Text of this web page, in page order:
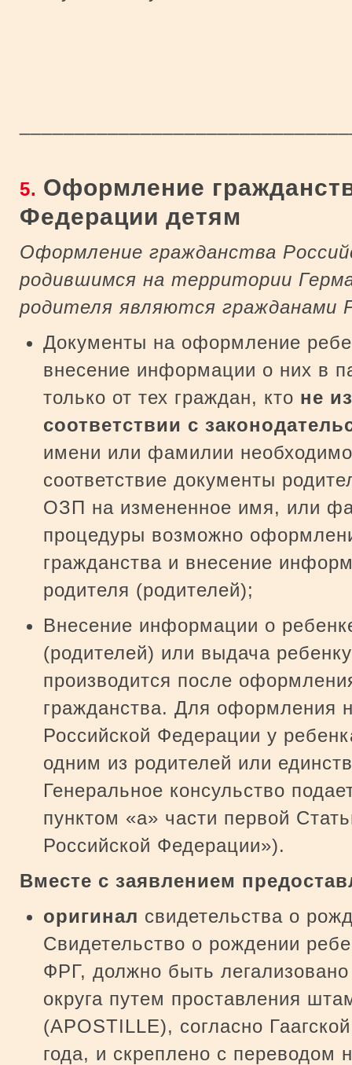
5. Оформление
Федерации детям
Оформление гражданства
родившимся на территории
родителя являются гражданами
Документы на оформление
внесение информации о них в
только от тех граждан, кто не
соответствии с
имени или фамилии
соответствие документы
ОЗП на измененное имя, или
процедуры возможно
гражданства и внесение
родителя (родителей);
Внесение информации о
(родителей) или выдача
производится после
гражданства. Для оформления
Российской Федерации у
одним из родителей или
Генеральное консульство
пунктом «а» части первой
Российской Федерации»).
Вместе с заявлением
оригинал свидетельства о
Свидетельство о рождении
ФРГ, должно быть
округа путем проставления
(APOSTILLE), согласно
года, и скреплено с переводом